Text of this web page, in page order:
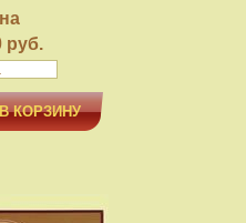
руб.
КОРЗИНУ